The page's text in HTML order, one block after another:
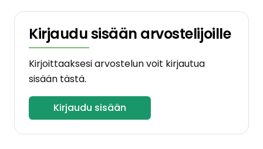
Kirjaudu sisään arvostelijoille
Kirjoittaaksesi arvostelun voit kirjautua
sisään tästä.
Kirjaudu sisään